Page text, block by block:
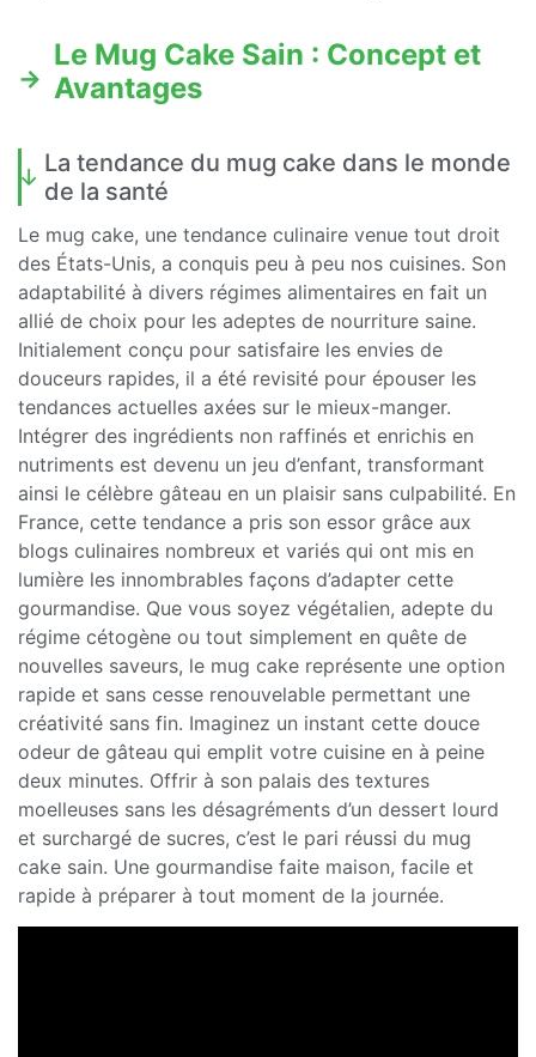
Le Mug Cake Sain : Concept et
Avantages
La tendance du mug cake dans le monde
de la santé
Le mug cake, une tendance culinaire venue tout droit
des États-Unis, a conquis peu à peu nos cuisines. Son
adaptabilité à divers régimes alimentaires en fait un
allié de choix pour les adeptes de nourriture saine.
Initialement conçu pour satisfaire les envies de
douceurs rapides, il a été revisité pour épouser les
tendances actuelles axées sur le mieux-manger.
Intégrer des ingrédients non raffinés et enrichis en
nutriments est devenu un jeu d’enfant, transformant
ainsi le célèbre gâteau en un plaisir sans culpabilité. En
France, cette tendance a pris son essor grâce aux
blogs culinaires nombreux et variés qui ont mis en
lumière les innombrables façons d’adapter cette
gourmandise. Que vous soyez végétalien, adepte du
régime cétogène ou tout simplement en quête de
nouvelles saveurs, le mug cake représente une option
rapide et sans cesse renouvelable permettant une
créativité sans fin. Imaginez un instant cette douce
odeur de gâteau qui emplit votre cuisine en à peine
deux minutes. Offrir à son palais des textures
moelleuses sans les désagréments d’un dessert lourd
et surchargé de sucres, c’est le pari réussi du mug
cake sain. Une gourmandise faite maison, facile et
rapide à préparer à tout moment de la journée.